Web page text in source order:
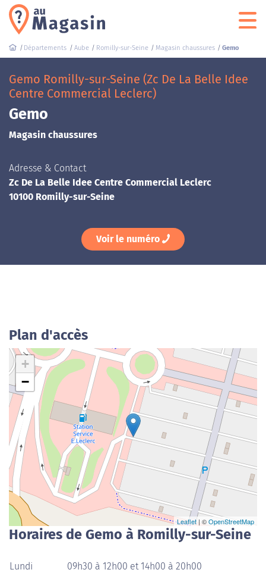
Départements Aube Romilly-sur-Seine Magasin chaussures Gemo
Gemo Romilly-sur-Seine (Zc De La Belle Idee
Centre Commercial Leclerc)
Gemo
Magasin chaussures
Adresse & Contact
Zc De La Belle Idee Centre Commercial Leclerc
10100 Romilly-sur-Seine
Voir le numéro
Plan d'accès
+
−
Leaflet| ©OpenStreetMap
Horaires de Gemo à Romilly-sur-Seine
Lundi
09h30 à 12h00 et 14h00 à 20h00